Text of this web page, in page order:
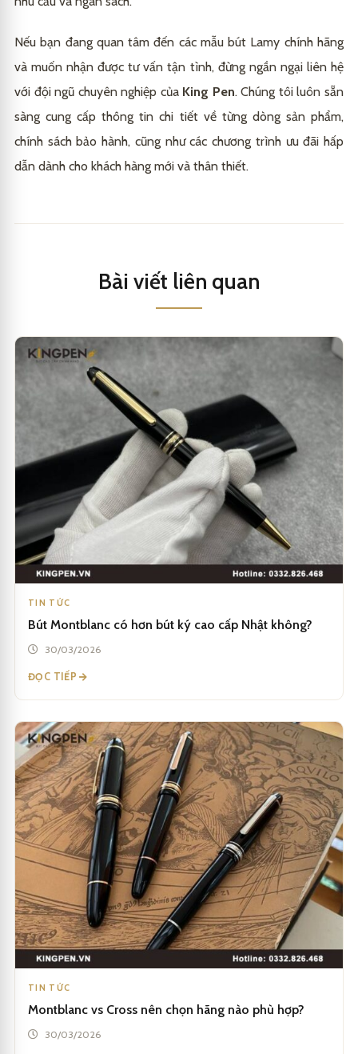
Nếu bạn đang quan tâm đến các mẫu bút Lamy chính hãng
và muốn nhận được tư vấn tận tình, đừng ngần ngại liên hệ
với đội ngũ chuyên nghiệp của King Pen. Chúng tôi luôn sẵn
sàng cung cấp thông tin chi tiết về từng dòng sản phẩm,
chính sách bảo hành, cũng như các chương trình ưu đãi hấp
dẫn dành cho khách hàng mới và thân thiết.
Bài viết liên quan
TIN TỨC
Bút Montblanc có hơn bút ký cao cấp Nhật không?
30/03/2026
ĐỌC TIẾP
TIN TỨC
Montblanc vs Cross nên chọn hãng nào phù hợp?
30/03/2026